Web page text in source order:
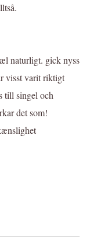
naturligt. gick nyss
visst varit riktigt
till singel och
det som!